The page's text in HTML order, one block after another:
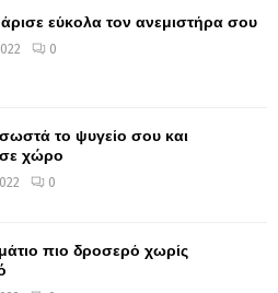
εύκολα τον ανεμιστήρα σου
0
το ψυγείο σου και
χώρο
0
πιο δροσερό χωρίς